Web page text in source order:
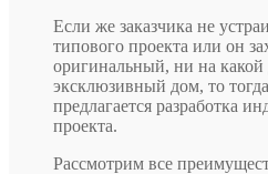
Если же заказчика не
типового проекта или он
оригинальный, ни на
эксклюзивный дом, то
предлагается разработка
проекта.
Рассмотрим все